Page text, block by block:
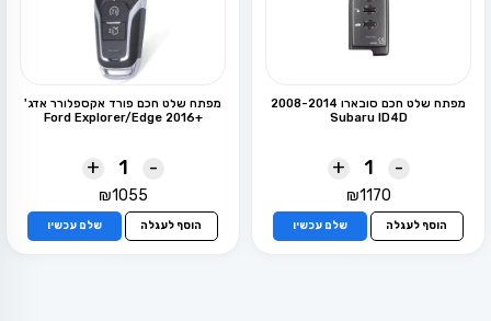
מפתח שלט חכם סובארו 2008-2014
Subaru ID4D
-
+
₪1170
הוסף לעגלה שלם עכשיו
מפתח שלט חכם פורד אקספלורר אדג'
+2016 Ford Explorer/Edge
-
+
₪1055
הוסף לעגלה שלם עכשיו